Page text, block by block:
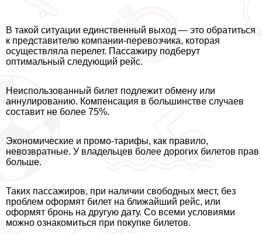
В такой ситуации единственный выход — это обратиться
к представителю компании-перевозчика, которая
осуществляла перелет. Пассажиру подберут
оптимальный следующий рейс.
Неиспользованный билет подлежит обмену или
аннулированию. Компенсация в большинстве случаев
составит не более 75%.
Экономические и промо-тарифы, как правило,
невозвратные. У владельцев более дорогих билетов прав
больше.
Таких пассажиров, при наличии свободных мест, без
проблем оформят билет на ближайший рейс, или
оформят бронь на другую дату. Со всеми условиями
можно ознакомиться при покупке билетов.